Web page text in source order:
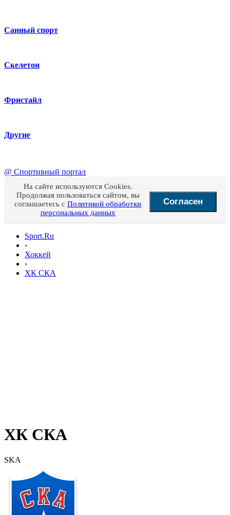
Санный спорт
Скелетон
Фристайл
Другие
@ Спортивный портал
На сайте используются Cookies.
Продолжая пользоваться сайтом, вы
соглашаетесь с Политикой обработки
персональных данных
Согласен
Sport.Ru
›
Хоккей
›
ХК СКА
ХК СКА
SKA